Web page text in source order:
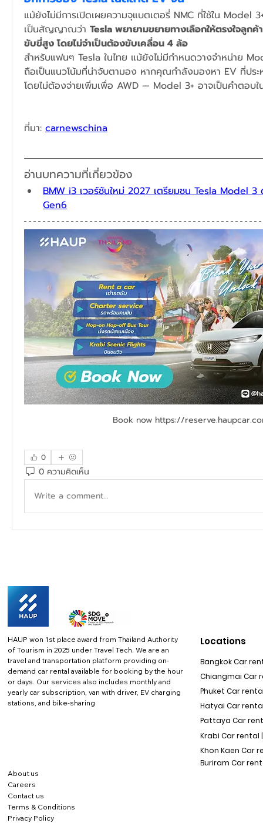
แม้ยังไม่มีการเปิดเผยความจุแบตเตอรี่ NMC ที่ใช้ใน Model
เป็นสัญญาณว่า Tesla พยายามขยายทางเลือกให้ตรงใจลูกค้
ขับขี่สูง โดยไม่จำเป็นต้องขับเคลื่อน 4 ล้อ
สำหรับแฟนๆ Tesla ในไทย แม้ยังไม่มีกำหนดวางจำหน่าย
ถือเป็นแนวโน้มที่น่าจับตามอง หากคุณกำลังมองหา EV ที่ปร
โดยไม่ต้องจ่ายเพิ่มเพื่อ AWD — Model 3+ อาจเป็นคำตอบ
ที่มา: carnewschina
อ่านบทความที่เกี่ยวข้อง
BMW i3 เวอร์ชันใหม่ 2027 เตรียมชน Tesla Model 3
Gen6
Book now https://
0
0 ความคิดเห็น
Write a comment...
HAUP won 1st place award from Thailand Authority
of Tourism in 2025 under Travel Tech. We are an
travel and transportation platform providing on-
demand car rental available for booking by the hour
or days. Our services also includes monthly and
yearly car subscription, van with driver, EV charging
stations, and bike-sharing
About us
Careers
Contact us
Terms & Conditions
Privacy Policy
Locations
Bangkok Car
Chiangmai Car
Phuket Car rental
Hatyai Car
Pattaya Car
Krabi Car rental |
Khon Kaen Car
Buriram Car